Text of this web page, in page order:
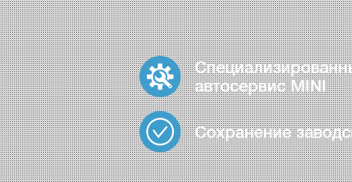
автосервис MINI
Сохранение